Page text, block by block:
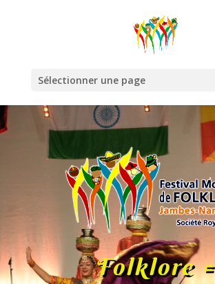
Sélectionner une page
Folklore =